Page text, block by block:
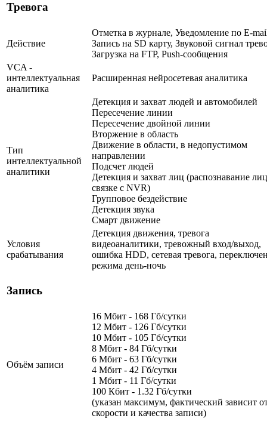
Тревога
Действие
Отметка в журнале, Уведомление по E-
Запись на SD карту, Звуковой сигнал
Загрузка на FTP, Push-сообщения
VCA -
интеллектуальная
аналитика
Расширенная нейросетевая аналитика
Тип
интеллектуальной
аналитики
Детекция и захват людей и автомобилей
Пересечение линии
Пересечение двойной линии
Вторжение в область
Движение в области, в недопустимом
направлении
Подсчет людей
Детекция и захват лиц (распознавание
связке с NVR)
Групповое бездействие
Детекция звука
Смарт движение
Условия
срабатывания
Детекция движения, тревога
видеоаналитики, тревожный вход/выход,
ошибка HDD, сетевая тревога,
режима день-ночь
Запись
Объём записи
16 Мбит - 168 Гб/сутки
12 Мбит - 126 Гб/сутки
10 Мбит - 105 Гб/сутки
8 Мбит - 84 Гб/сутки
6 Мбит - 63 Гб/сутки
4 Мбит - 42 Гб/сутки
1 Мбит - 11 Гб/сутки
100 Кбит - 1.32 Гб/сутки
(указан максимум, фактический зависит
скорости и качества записи)